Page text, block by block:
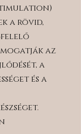
a rövid,
az
a
és a